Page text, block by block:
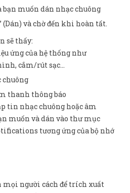
muốn dán nhạc chuông
(Dán) và chờ đến khi hoàn tất.
sẽ thấy:
ứng của hệ thống như
cắm/rút sạc…
chuông
thanh thông báo
tin nhạc chuông hoặc âm
muốn và dán vào thư mục
tương ứng của bộ nhớ
mọi người cách để trích xuất